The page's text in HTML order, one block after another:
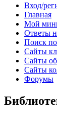
Вход/
Главная
Мой
Ответы
Поиск
Сайты
Сайты
Сайты
Форумы